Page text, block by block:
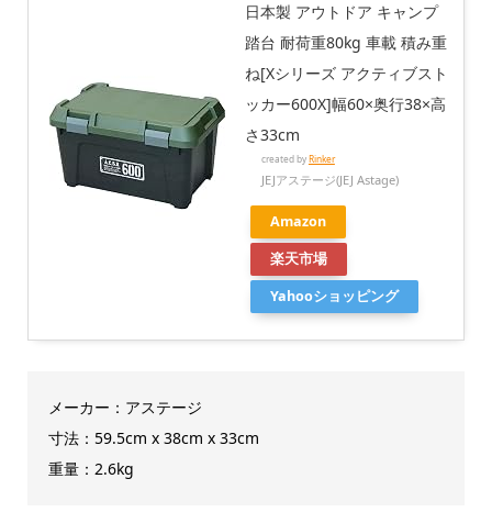
日本製 アウトドア キャンプ
踏台 耐荷重80kg 車載 積み重
ね[Xシリーズ アクティブスト
ッカー600X]幅60×奥行38×高
さ33cm
created by Rinker
JEJアステージ(JEJ Astage)
Amazon
楽天市場
Yahooショッピング
メーカー：アステージ
寸法：59.5cm x 38cm x 33cm
重量：2.6kg